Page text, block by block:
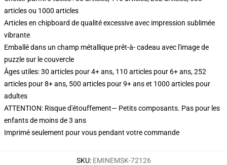
articles ou 1000 articles
Articles en chipboard de qualité excessive avec impression sublimée
vibrante
Emballé dans un champ métallique prêt-à- cadeau avec l'image de
puzzle sur le couvercle
Âges utiles: 30 articles pour 4+ ans, 110 articles pour 6+ ans, 252
articles pour 8+ ans, 500 articles pour 9+ ans et 1000 articles pour
adultes
ATTENTION: Risque d'étouffement— Petits composants. Pas pour les
enfants de moins de 3 ans
Imprimé seulement pour vous pendant votre commande
SKU: EMINEMSK-72126